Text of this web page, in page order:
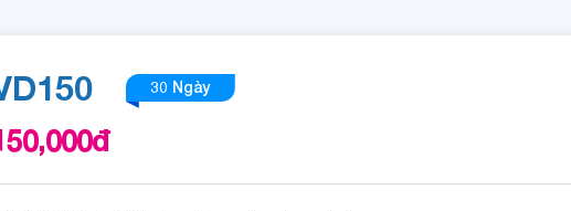
30 Ngày
đ